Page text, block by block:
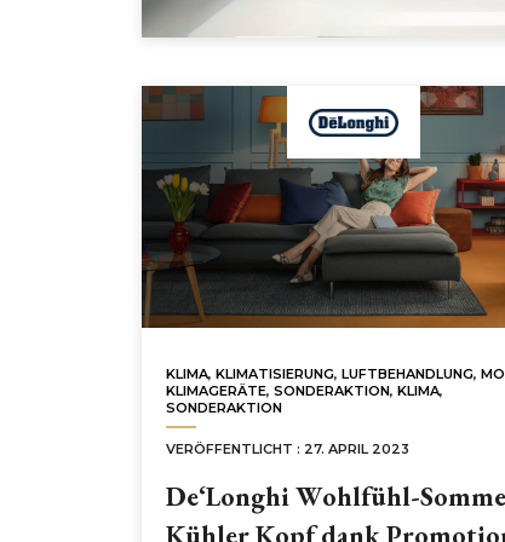
KLIMA, KLIMATISIERUNG, LUFTBEHANDLUNG,
KLIMAGERÄTE, SONDERAKTION, KLIMA,
SONDERAKTION
VERÖFFENTLICHT : 27. APRIL 2023
De‘Longhi Wohlfühl-